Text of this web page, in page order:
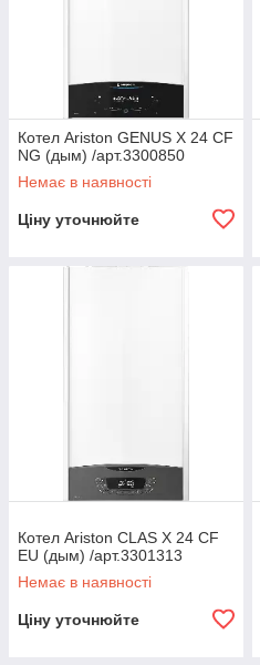
Котел Ariston GENUS X 24 CF
NG (дым) /арт.3300850
Немає в наявності
Ціну уточнюйте
Котел Ariston CLAS X 24 CF
EU (дым) /арт.3301313
Немає в наявності
Ціну уточнюйте